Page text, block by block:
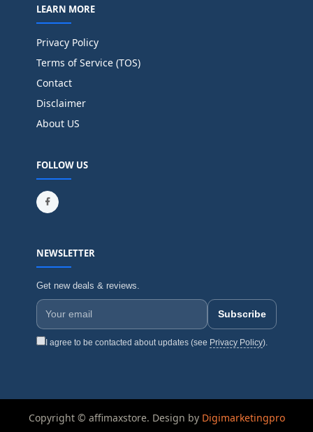
LEARN MORE
Privacy Policy
Terms of Service (TOS)
Contact
Disclaimer
About US
FOLLOW US
NEWSLETTER
Get new deals & reviews.
Subscribe
I agree to be contacted about updates (see Privacy Policy).
Copyright © affimaxstore. Design by Digimarketingpro